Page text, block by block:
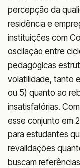
percepção da
residência e
instituições com
oscilação entre
pedagógicas
volatilidade, tanto
ou 5) quanto ao
insatisfatórias.
esse conjunto em
para estudantes
revalidações
buscam